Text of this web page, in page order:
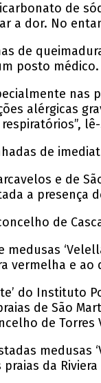
de
a dor. No
de
posto médico.
nas
alérgicas
de
e de
a presença
de
medusas
vermelha e
do Instituto
de São
de Torres
medusas
da